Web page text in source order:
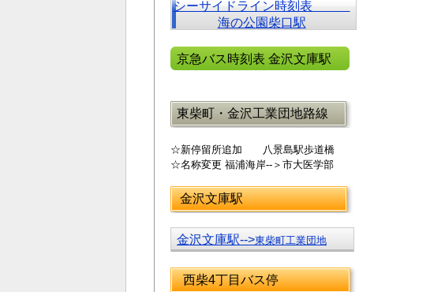
シーサイドライン時刻表
海の公園柴口駅
京急バス時刻表 金沢文庫駅
東柴町・金沢工業団地路線
☆新停留所追加 八景島駅歩道橋
☆名称変更 福浦海岸--＞市大医学部
金沢文庫駅
金沢文庫駅-->東柴町工業団地
西柴4丁目バス停